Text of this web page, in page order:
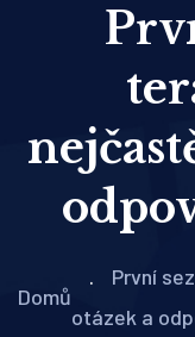
Domů
První
otázek a